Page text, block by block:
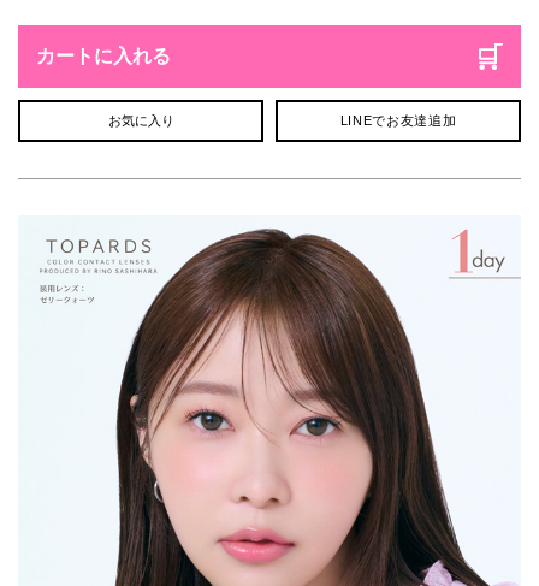
カートに入れる
お気に入り LINEでお友達追加